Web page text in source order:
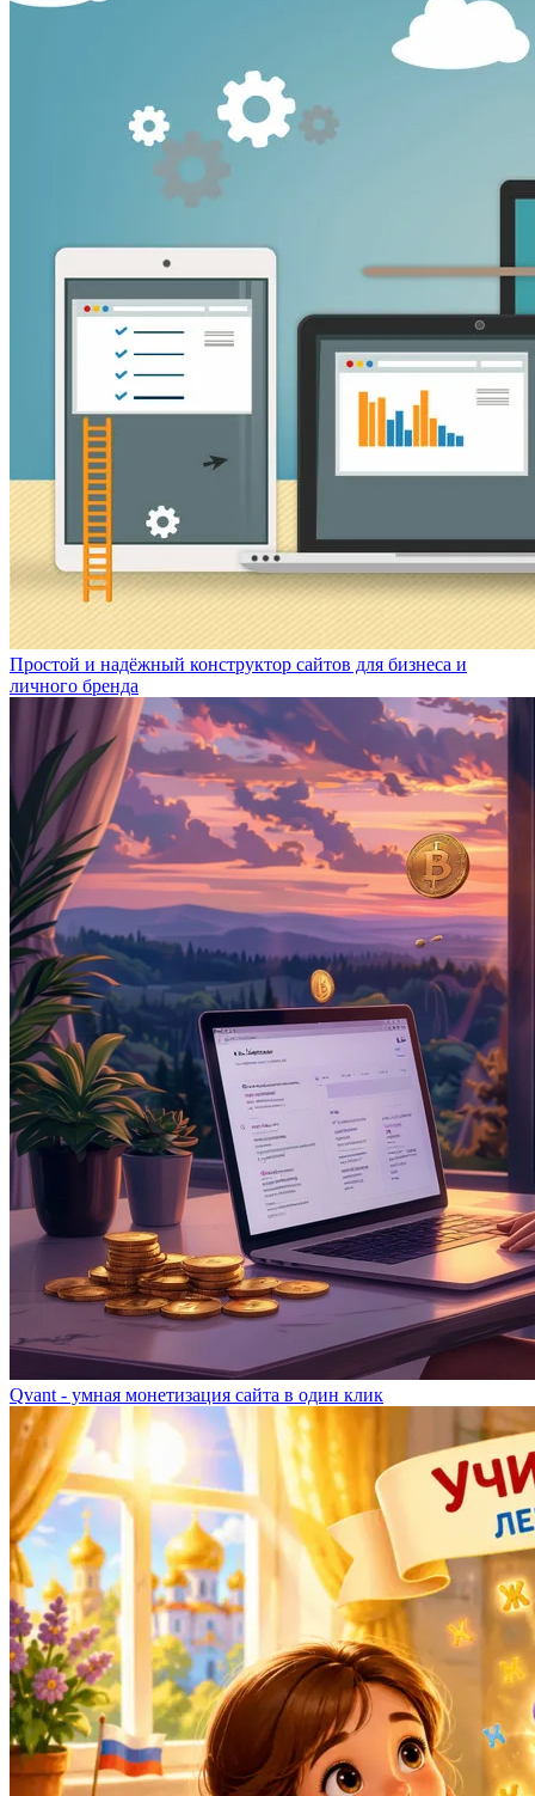
Простой и надёжный конструктор сайтов для бизнеса и
личного бренда
Qvant - умная монетизация сайта в один клик